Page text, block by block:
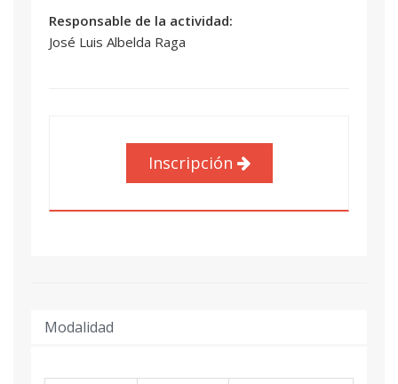
Responsable de la actividad:
José Luis Albelda Raga
Inscripción
Modalidad